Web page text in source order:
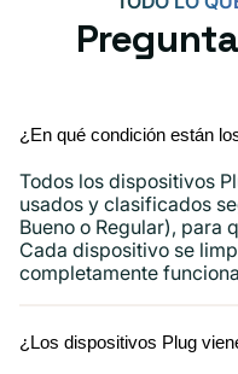
¿En qué condición están
Todos los dispositivos
usados ​​y clasificados
Bueno o Regular), para
Cada dispositivo se
completamente
¿Los dispositivos Plug